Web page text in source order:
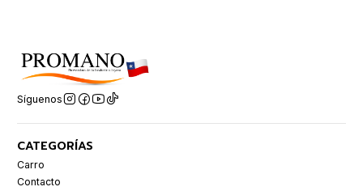
Síguenos
CATEGORÍAS
Carro
Contacto